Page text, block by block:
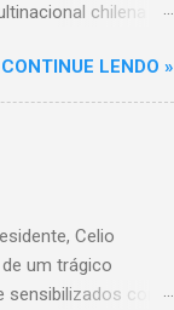
chilena
a aquisição,
acompanhando o
CONTINUE LENDO »
Celio
um trágico
com